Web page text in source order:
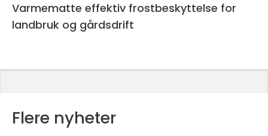
Varmematte effektiv frostbeskyttelse for
landbruk og gårdsdrift
Flere nyheter